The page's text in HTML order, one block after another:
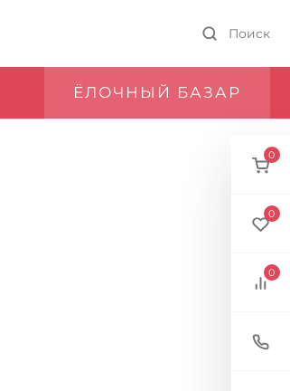
Поиск
ЁЛОЧНЫЙ БАЗАР
0
0
0